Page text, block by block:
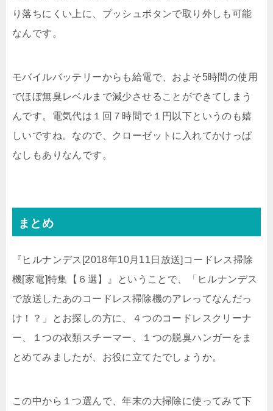
り落ちにくい上に、プッシュボタンで取り外しも可能
なんです。
モバイルバッテリーからも給電で、およそ5時間の使用
でほぼ無臭レベルまで減少させることができてしまう
んです。電気代は１回７時間で１円以下というのも嬉
しいですね。なので、クローゼットに入れてかけっぱ
なしもありなんです。
まとめ
『ヒルナンデス[2018年10月11日放送]コードレス掃除
機[家電]特集【６選】』ということで、「ヒルナンデス
で放送したあのコードレス掃除機のアレってなんだっ
け！？」とお探しの方に、４つのコードレスクリーナ
ー、１つの衣類スチーマー、１つの脱臭ハンガーをま
とめてみましたが、お役に立てたでしょうか。
この中から１つ選んで、年末の大掃除に使ってみて下